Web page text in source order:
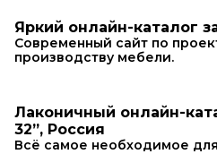
Яркий онлайн-каталог
Современный сайт по
производству мебели.
Лаконичный онлайн-
32”, Россия
Всё самое необходимое